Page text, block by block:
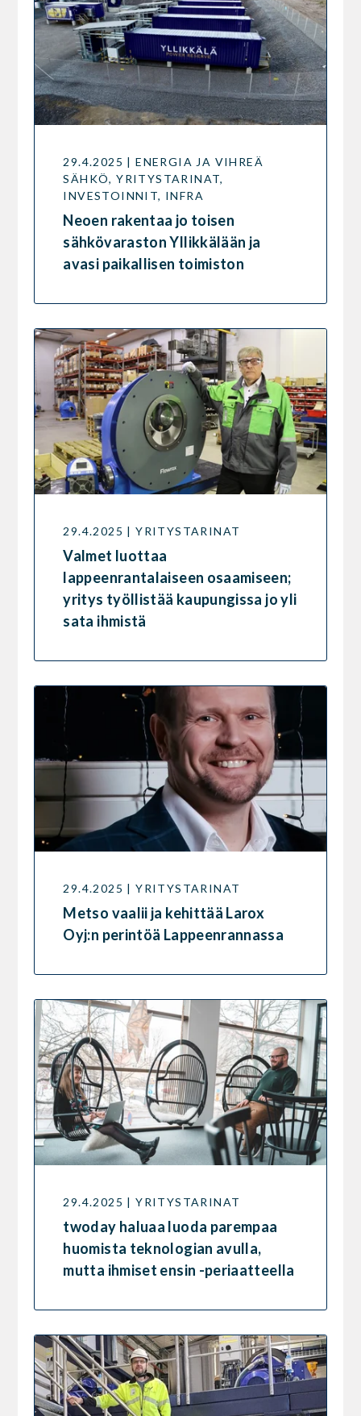
29.4.2025 | ENERGIA JA VIHREÄ
SÄHKÖ, YRITYSTARINAT,
INVESTOINNIT, INFRA
Neoen rakentaa jo toisen
sähkövaraston Yllikkälään ja
avasi paikallisen toimiston
29.4.2025 | YRITYSTARINAT
Valmet luottaa
lappeenrantalaiseen osaamiseen;
yritys työllistää kaupungissa jo yli
sata ihmistä
29.4.2025 | YRITYSTARINAT
Metso vaalii ja kehittää Larox
Oyj:n perintöä Lappeenrannassa
29.4.2025 | YRITYSTARINAT
twoday haluaa luoda parempaa
huomista teknologian avulla,
mutta ihmiset ensin -periaatteella